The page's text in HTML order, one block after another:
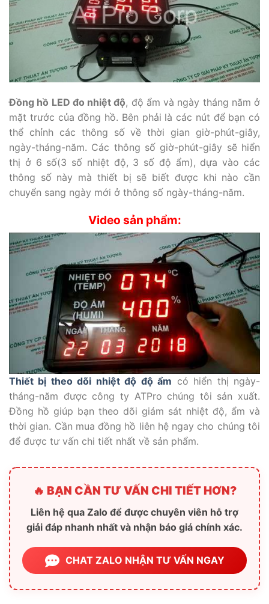
Đồng hồ LED đo nhiệt độ, độ ẩm và ngày tháng năm ở
mặt trước của đồng hồ. Bên phải là các nút để bạn có
thể chỉnh các thông số về thời gian giờ-phút-giây,
ngày-tháng-năm. Các thông số giờ-phút-giây sẽ hiển
thị ở 6 số(3 số nhiệt độ, 3 số độ ẩm), dựa vào các
thông số này mà thiết bị sẽ biết được khi nào cần
chuyển sang ngày mới ở thông số ngày-tháng-năm.
Video sản phẩm:
Thiết bị theo dõi nhiệt độ độ ẩm có hiển thị ngày-
tháng-năm được công ty ATPro chúng tôi sản xuất.
Đồng hồ giúp bạn theo dõi giám sát nhiệt độ, ẩm và
thời gian. Cần mua đồng hồ liên hệ ngay cho chúng tôi
để được tư vấn chi tiết nhất về sản phẩm.
🔥 BẠN CẦN TƯ VẤN CHI TIẾT HƠN?
Liên hệ qua Zalo để được chuyên viên hỗ trợ
giải đáp nhanh nhất và nhận báo giá chính xác.
CHAT ZALO NHẬN TƯ VẤN NGAY